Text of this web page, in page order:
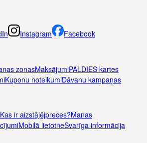
Instagram
Facebook
zonasMaksājumiPALDIES kartes
Kuponu noteikumiDāvanu kampaņas
Kas ir aizstājējpreces?Manas
Mobilā lietotneSvarīga informācija